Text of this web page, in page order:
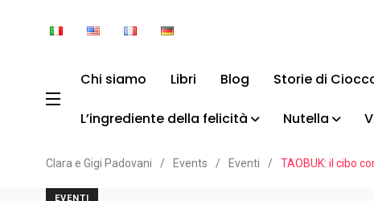
Chi siamo Libri Blog Storie di
L’ingrediente della felicità Nutella
Clara e Gigi Padovani / Events / Eventi / TAOBUK: il cibo
EVENTI